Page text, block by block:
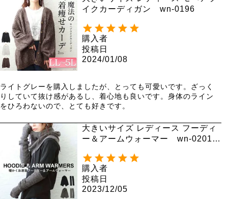
イクカーディガン wn-0196
購入者
投稿日
2024/01/08
ライトグレーを購入しましたが、とっても可愛いです。ざっく
りしていて抜け感があるし、着心地も良いです。身体のライン
をひろわないので、とても好きです。
大きいサイズ レディース フーディ
ー＆アームウォーマー wn-0201
購入者
投稿日
2023/12/05